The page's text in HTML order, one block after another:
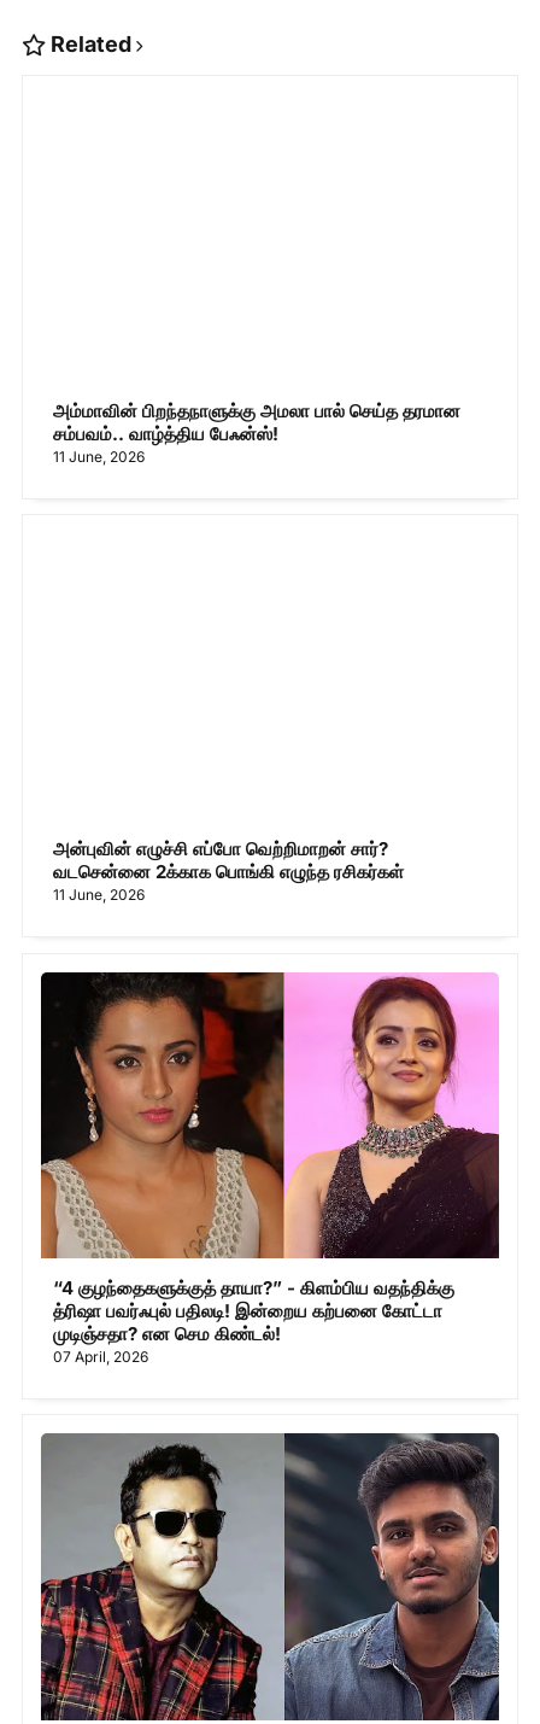
Related
அம்மாவின் பிறந்தநாளுக்கு அமலா பால் செய்த தரமான
சம்பவம்.. வாழ்த்திய பேஃன்ஸ்!
11 June, 2026
அன்புவின் எழுச்சி எப்போ வெற்றிமாறன் சார்?
வடசென்னை 2க்காக பொங்கி எழுந்த ரசிகர்கள்
11 June, 2026
“4 குழந்தைகளுக்குத் தாயா?” - கிளம்பிய வதந்திக்கு
த்ரிஷா பவர்ஃபுல் பதிலடி! இன்றைய கற்பனை கோட்டா
முடிஞ்சதா? என செம கிண்டல்!
07 April, 2026